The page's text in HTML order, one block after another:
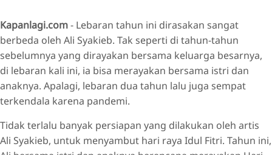
Kapanlagi.com- Lebaran tahun ini dirasakan sangat
berbeda oleh Ali Syakieb. Tak seperti di tahun-tahun
sebelumnya yang dirayakan bersama keluarga besarnya,
di lebaran kali ini, ia bisa merayakan bersama istri dan
anaknya. Apalagi, lebaran dua tahun lalu juga sempat
terkendala karena pandemi.
Tidak terlalu banyak persiapan yang dilakukan oleh artis
Ali Syakieb, untuk menyambut hari raya Idul Fitri. Tahun ini,